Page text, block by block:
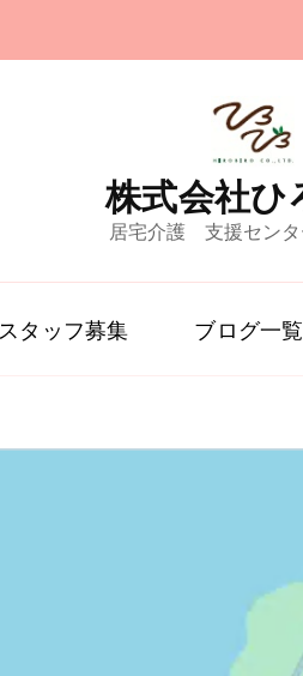
株式会社ひ
居宅介護 支援センタ
スタッフ募集 ブログ一覧